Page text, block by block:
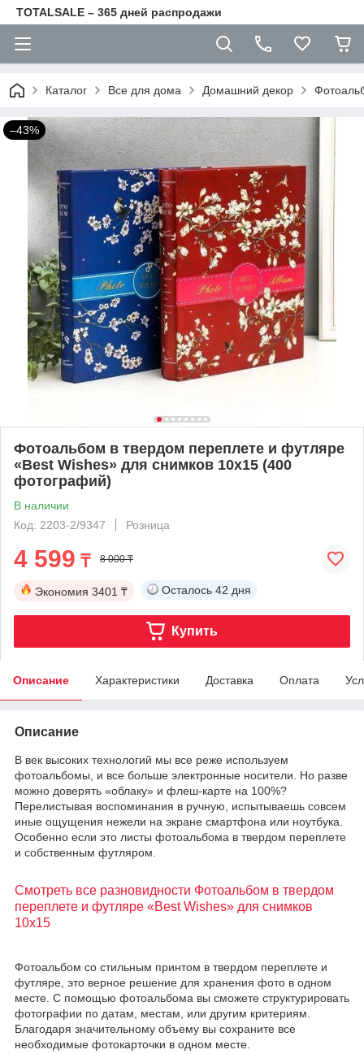
TOTALSALE – 365 дней распродажи
Каталог Все для дома Домашний декор
–43%
Фотоальбом в твердом переплете и футляре
«Best Wishes» для снимков 10х15 (400
фотографий)
В наличии
Код: 2203-2/9347
Розница
4 599 ₸ 8 000 ₸
Экономия 3401 ₸ Осталось 42 дня
Купить
Описание Характеристики Доставка Оплата
Описание
В век высоких технологий мы все реже используем
фотоальбомы, и все больше электронные носители. Но разве
можно доверять «облаку» и флеш-карте на 100%?
Перелистывая воспоминания в ручную, испытываешь совсем
иные ощущения нежели на экране смартфона или ноутбука.
Особенно если это листы фотоальбома в твердом переплете
и собственным футляром.
Смотреть все разновидности Фотоальбом в твердом
переплете и футляре «Best Wishes» для снимков
10х15
Фотоальбом со стильным принтом в твердом переплете и
футляре, это верное решение для хранения фото в одном
месте. С помощью фотоальбома вы сможете структурировать
фотографии по датам, местам, или другим критериям.
Благодаря значительному объему вы сохраните все
необходимые фотокарточки в одном месте.